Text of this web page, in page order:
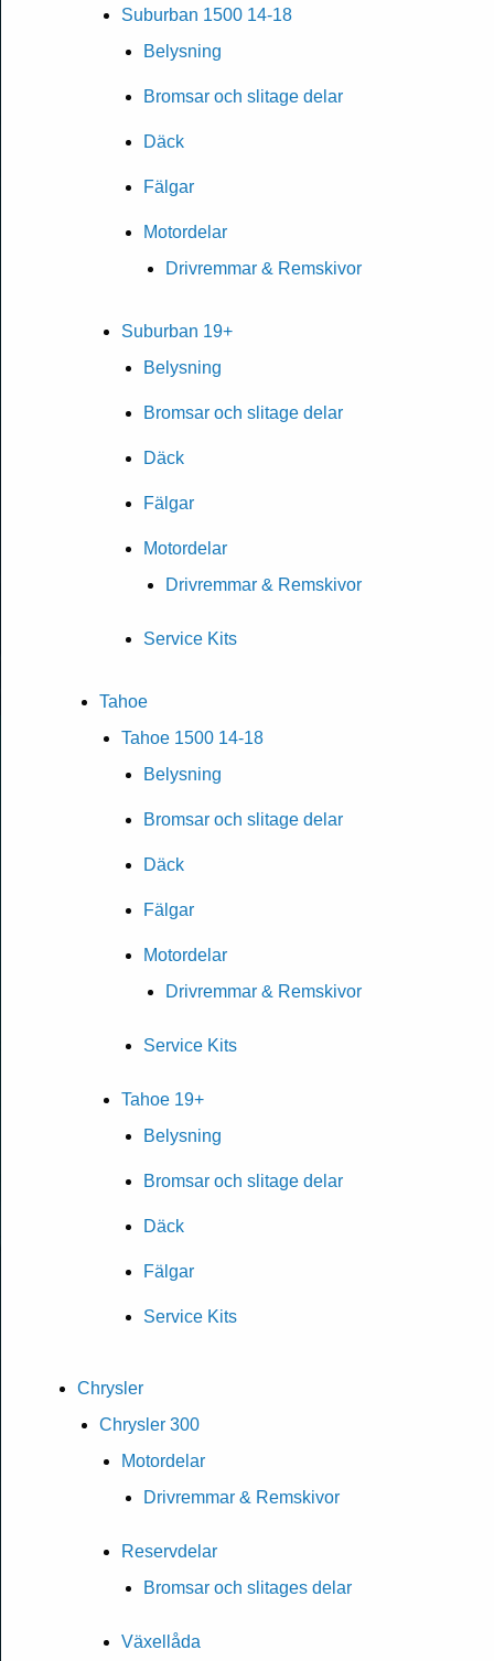
Suburban 1500 14-18
Belysning
Bromsar och slitage delar
Däck
Fälgar
Motordelar
Drivremmar & Remskivor
Suburban 19+
Belysning
Bromsar och slitage delar
Däck
Fälgar
Motordelar
Drivremmar & Remskivor
Service Kits
Tahoe
Tahoe 1500 14-18
Belysning
Bromsar och slitage delar
Däck
Fälgar
Motordelar
Drivremmar & Remskivor
Service Kits
Tahoe 19+
Belysning
Bromsar och slitage delar
Däck
Fälgar
Service Kits
Chrysler
Chrysler 300
Motordelar
Drivremmar & Remskivor
Reservdelar
Bromsar och slitages delar
Växellåda